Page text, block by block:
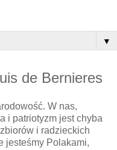
▼
de Bernieres
W nas,
i patriotyzm jest chyba
i radzieckich
jesteśmy Polakami,